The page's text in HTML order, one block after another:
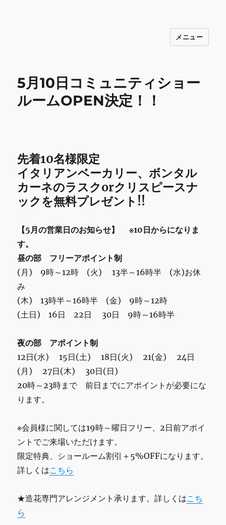
INNOCENCE ～日常に彩りを～ フ
メニュー
5月10日コミュニティショー
ルームOPEN決定！！
先着10名様限定
イタリアンベーカリー、ボンタル
カーネのラスクorクリスピースナ
ックを無料プレゼント!!
【5月の営業日のお知らせ】 ※10日からになりま
す。
昼の部 フリーアポイント制
(月) 9時～12時 (火) 13半～16時半 (水)お休
み
(木) 13時半～16時半 (金) 9時～12時
(土日) 16日 22日 30日 9時～16時半
夜の部 アポイント制
12日(水) 15日(土) 18日(火) 21(金) 24日
(月) 27日(木) 30日(日)
20時～23時まで 前日までにアポイントが必要にな
ります。
※会員様に関しては19時～曜日フリー、2日前アポイ
ントでご来場いただけます。
限定特典、ショールーム割引＋5%OFFになります。
詳しくはこちら
★造花専門アレンジメント承ります。詳しくはこち
ら